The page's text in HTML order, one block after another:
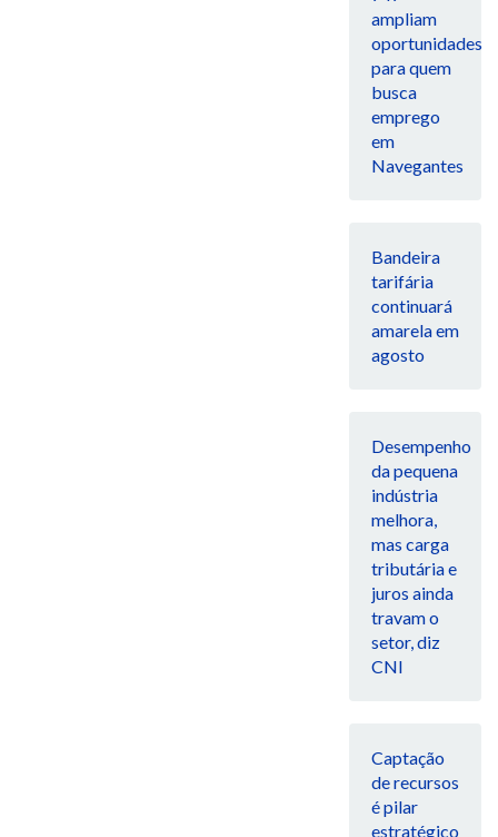
ampliam
oportunidades
para quem
busca
emprego
em
Navegantes
Bandeira
tarifária
continuará
amarela em
agosto
Desempenho
da pequena
indústria
melhora,
mas carga
tributária e
juros ainda
travam o
setor, diz
CNI
Captação
de recursos
é pilar
estratégico